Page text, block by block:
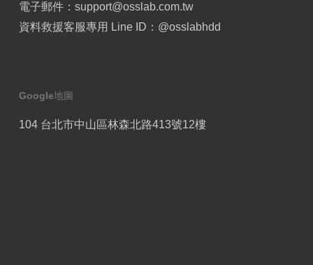
電子郵件： support@osslab.com.tw
資料救援客服專用 Line ID： @osslabhdd
Google地圖
104 台北市中山區林森北路413號12樓